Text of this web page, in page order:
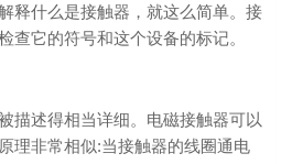
释什么是接触器，就这么简单。接
查它的符号和这个设备的标记。
描述得相当详细。电磁接触器可以
理非常相似:当接触器的线圈通电